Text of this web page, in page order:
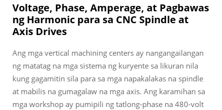
Voltage, Phase, Amperage, at Pagbawas
ng Harmonic para sa CNC Spindle at
Axis Drives
Ang mga vertical machining centers ay nangangailangan
ng matatag na mga sistema ng kuryente sa likuran nila
kung gagamitin sila para sa mga napakalakas na spindle
at mabilis na gumagalaw na mga axis. Ang karamihan sa
mga workshop ay pumipili ng tatlong-phase na 480-volt